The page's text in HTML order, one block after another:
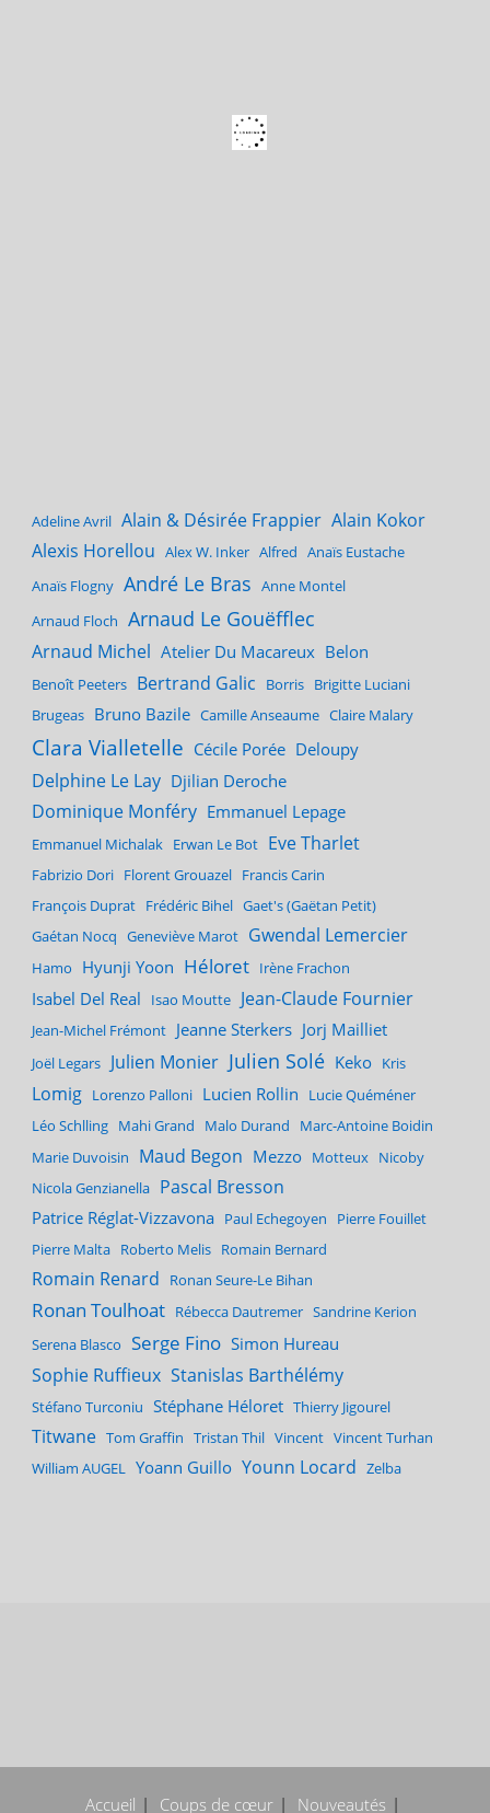
Adeline Avril Alain & Désirée Frappier Alain Kokor
Alexis Horellou Alex W. Inker Alfred Anaïs Eustache
Anaïs Flogny André Le Bras Anne Montel
Arnaud Floch Arnaud Le Gouëfflec
Arnaud Michel Atelier Du Macareux Belon
Benoît Peeters Bertrand Galic Borris Brigitte Luciani
Brugeas Bruno Bazile Camille Anseaume Claire Malary
Clara Vialletelle Cécile Porée Deloupy
Delphine Le Lay Djilian Deroche
Dominique Monféry Emmanuel Lepage
Emmanuel Michalak Erwan Le Bot Eve Tharlet
Fabrizio Dori Florent Grouazel Francis Carin
François Duprat Frédéric Bihel Gaet's (Gaëtan Petit)
Gaétan Nocq Geneviève Marot Gwendal Lemercier
Hamo Hyunji Yoon Héloret Irène Frachon
Isabel Del Real Isao Moutte Jean-Claude Fournier
Jean-Michel Frémont Jeanne Sterkers Jorj Mailliet
Joël Legars Julien Monier Julien Solé Keko Kris
Lomig Lorenzo Palloni Lucien Rollin
Lucie Quéméner
Léo Schlling Mahi Grand Malo Durand
Marc-Antoine Boidin
Marie Duvoisin
Maud Begon Mezzo Motteux Nicoby
Nicola Genzianella Pascal Bresson
Patrice Réglat-Vizzavona Paul Echegoyen
Pierre Fouillet
Pierre Malta Roberto Melis Romain Bernard
Romain Renard Ronan Seure-Le Bihan
Ronan Toulhoat Rébecca Dautremer Sandrine Kerion
Serena Blasco Serge Fino Simon Hureau
Sophie Ruffieux Stanislas Barthélémy
Stéfano Turconiu Stéphane Héloret Thierry Jigourel
Titwane Tom Graffin Tristan Thil Vincent Vincent Turhan
William AUGEL Yoann Guillo Younn Locard Zelba
Accueil Coups de cœur Nouveautés